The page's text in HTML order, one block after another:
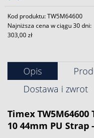
Kod produktu: TW5M64600
Najniższa cena w ciągu 30 dni:
303,00 zł
Opis
Dostawa i zwrot
Timex
10 44mm PU